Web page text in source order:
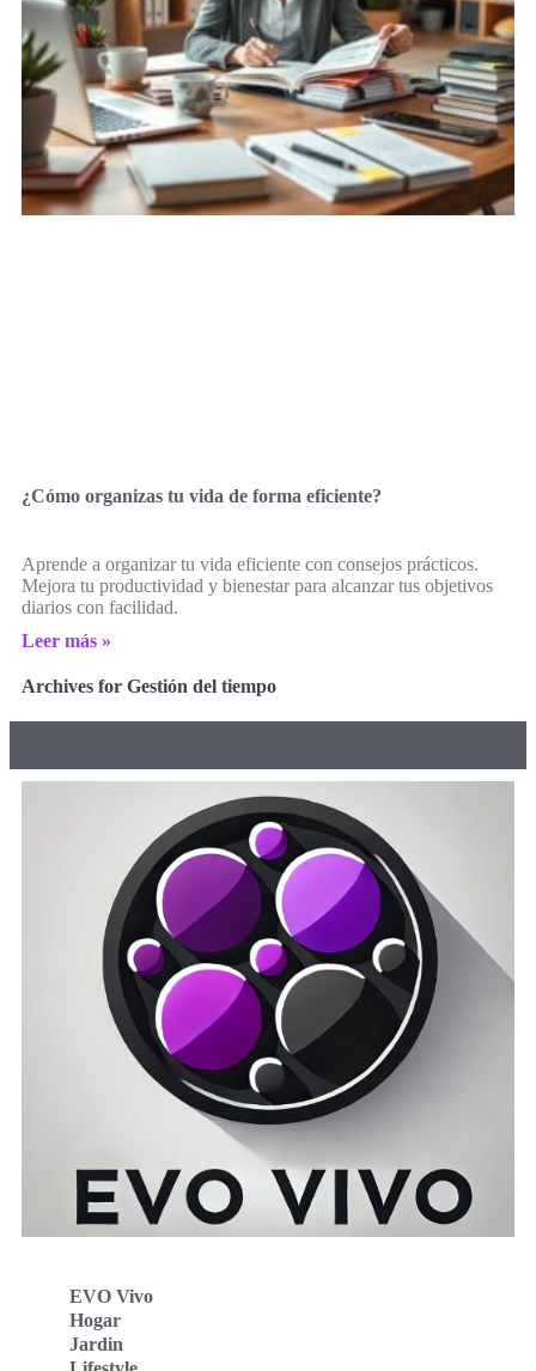
¿Cómo organizas tu vida de forma eficiente?
Aprende a organizar tu vida eficiente con consejos prácticos.
Mejora tu productividad y bienestar para alcanzar tus objetivos
diarios con facilidad.
Leer más »
Archives for Gestión del tiempo
EVO Vivo
Hogar
Jardin